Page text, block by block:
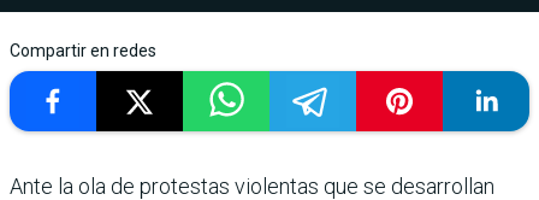
Compartir en redes
Ante la ola de protestas violentas que se desarrollan